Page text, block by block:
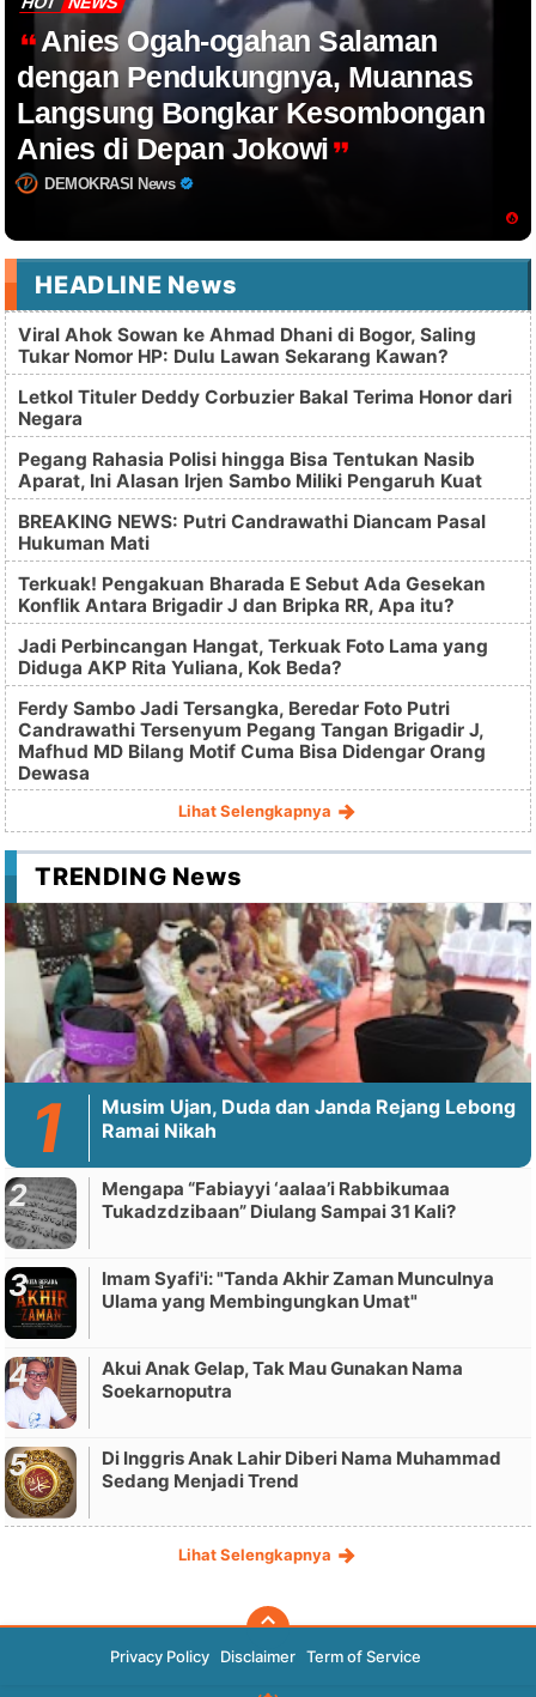
Anies Ogah-ogahan Salaman
dengan Pendukungnya, Muannas
Langsung Bongkar Kesombongan
Anies di Depan Jokowi
DEMOKRASI News
HEADLINE News
Viral Ahok Sowan ke Ahmad Dhani di Bogor, Saling
Tukar Nomor HP: Dulu Lawan Sekarang Kawan?
Letkol Tituler Deddy Corbuzier Bakal Terima Honor dari
Negara
Pegang Rahasia Polisi hingga Bisa Tentukan Nasib
Aparat, Ini Alasan Irjen Sambo Miliki Pengaruh Kuat
BREAKING NEWS: Putri Candrawathi Diancam Pasal
Hukuman Mati
Terkuak! Pengakuan Bharada E Sebut Ada Gesekan
Konflik Antara Brigadir J dan Bripka RR, Apa itu?
Jadi Perbincangan Hangat, Terkuak Foto Lama yang
Diduga AKP Rita Yuliana, Kok Beda?
Ferdy Sambo Jadi Tersangka, Beredar Foto Putri
Candrawathi Tersenyum Pegang Tangan Brigadir J,
Mafhud MD Bilang Motif Cuma Bisa Didengar Orang
Dewasa
Lihat Selengkapnya
TRENDING News
Musim Ujan, Duda dan Janda Rejang Lebong
Ramai Nikah
Mengapa “Fabiayyi ‘aalaa’i Rabbikumaa
Tukadzdzibaan” Diulang Sampai 31 Kali?
Imam Syafi'i: "Tanda Akhir Zaman Munculnya
Ulama yang Membingungkan Umat"
Akui Anak Gelap, Tak Mau Gunakan Nama
Soekarnoputra
Di Inggris Anak Lahir Diberi Nama Muhammad
Sedang Menjadi Trend
Lihat Selengkapnya
Privacy Policy Disclaimer Term of Service